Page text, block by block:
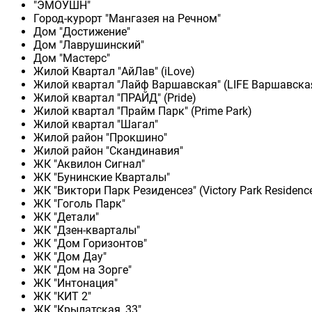
"ЭМОУШН"
Город-курорт "Мангазея на Речном"
Дом "Достижение"
Дом "Лаврушинский"
Дом "Мастерс"
Жилой Квартал "АйЛав" (iLove)
Жилой квартал "Лайф Варшавская" (LIFE
Жилой квартал "ПРАЙД" (Pride)
Жилой квартал "Прайм Парк" (Prime Park)
Жилой квартал "Шагал"
Жилой район "Прокшино"
Жилой район "Скандинавия"
ЖК "Аквилон Сигнал"
ЖК "Бунинские Кварталы"
ЖК "Виктори Парк Резиденсез" (Victory Park
ЖК "Гоголь Парк"
ЖК "Детали"
ЖК "Дзен-кварталы"
ЖК "Дом Горизонтов"
ЖК "Дом Дау"
ЖК "Дом на Зорге"
ЖК "Интонация"
ЖК "КИТ 2"